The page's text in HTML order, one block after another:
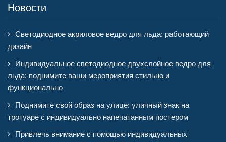
Новости
Светодиодное акриловое ведро для льда: работающий
дизайн
Индивидуальное светодиодное двухслойное ведро для
льда: поднимите ваши мероприятия стильно и
функционально
Поднимите свой образ на улице: уличный знак на
тротуаре с индивидуально напечатанным постером
Привлечь внимание с помощью индивидуальных